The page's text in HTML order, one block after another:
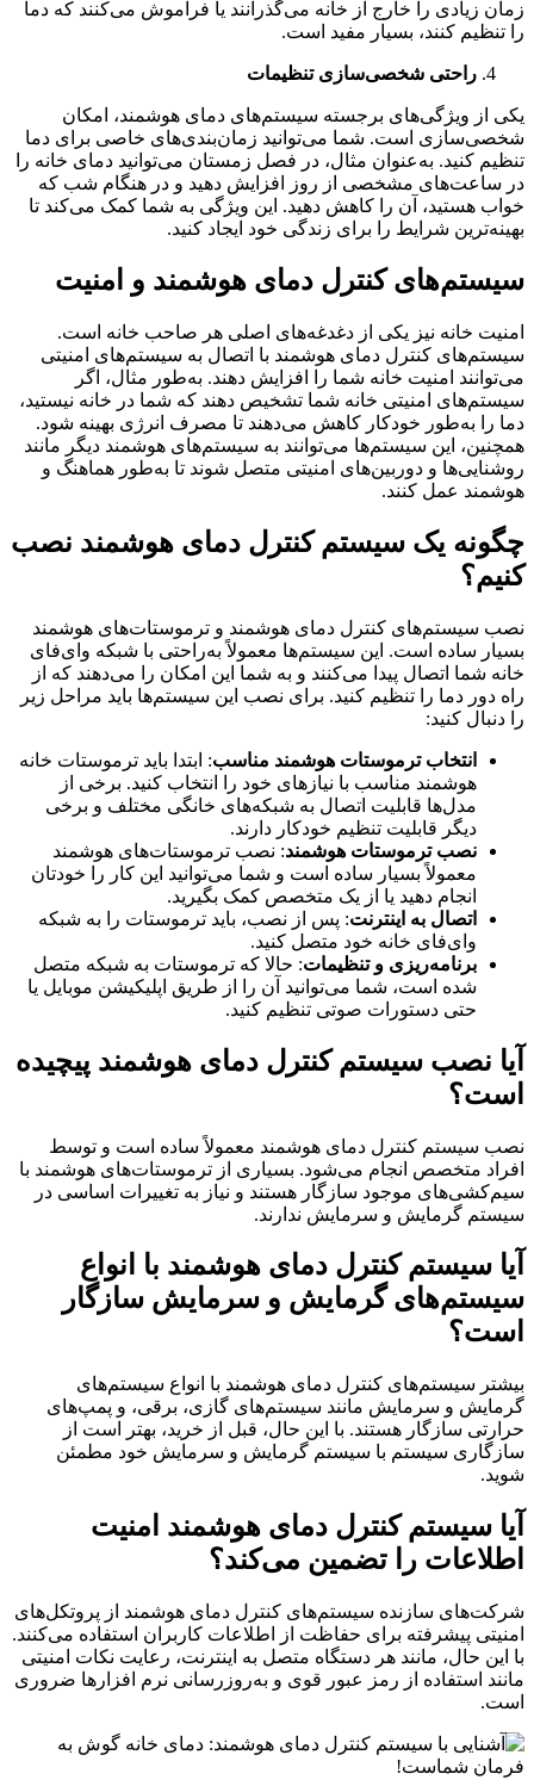
زمان زیادی را خارج از خانه می‌گذرانند یا فراموش می‌کنند که دما
را تنظیم کنند، بسیار مفید است.
راحتی شخصی‌سازی تنظیمات
یکی از ویژگی‌های برجسته سیستم‌های دمای هوشمند، امکان
شخصی‌سازی است. شما می‌توانید زمان‌بندی‌های خاصی برای دما
تنظیم کنید. به‌عنوان مثال، در فصل زمستان می‌توانید دمای خانه را
در ساعت‌های مشخصی از روز افزایش دهید و در هنگام شب که
خواب هستید، آن را کاهش دهید. این ویژگی به شما کمک می‌کند تا
بهینه‌ترین شرایط را برای زندگی خود ایجاد کنید.
سیستم‌های کنترل دمای هوشمند و امنیت
امنیت خانه نیز یکی از دغدغه‌های اصلی هر صاحب خانه است.
سیستم‌های کنترل دمای هوشمند با اتصال به سیستم‌های امنیتی
می‌توانند امنیت خانه شما را افزایش دهند. به‌طور مثال، اگر
سیستم‌های امنیتی خانه شما تشخیص دهند که شما در خانه نیستید،
دما را به‌طور خودکار کاهش می‌دهند تا مصرف انرژی بهینه شود.
همچنین، این سیستم‌ها می‌توانند به سیستم‌های هوشمند دیگر مانند
روشنایی‌ها و دوربین‌های امنیتی متصل شوند تا به‌طور هماهنگ و
هوشمند عمل کنند.
چگونه یک سیستم کنترل دمای هوشمند نصب
کنیم؟
نصب سیستم‌های کنترل دمای هوشمند و ترموستات‌های هوشمند
بسیار ساده است. این سیستم‌ها معمولاً به‌راحتی با شبکه وای‌فای
خانه شما اتصال پیدا می‌کنند و به شما این امکان را می‌دهند که از
راه دور دما را تنظیم کنید. برای نصب این سیستم‌ها باید مراحل زیر
را دنبال کنید:
انتخاب ترموستات هوشمند مناسب: ابتدا باید ترموستات خانه
هوشمند مناسب با نیازهای خود را انتخاب کنید. برخی از
مدل‌ها قابلیت اتصال به شبکه‌های خانگی مختلف و برخی
دیگر قابلیت تنظیم خودکار دارند.
نصب ترموستات هوشمند: نصب ترموستات‌های هوشمند
معمولاً بسیار ساده است و شما می‌توانید این کار را خودتان
انجام دهید یا از یک متخصص کمک بگیرید.
اتصال به اینترنت: پس از نصب، باید ترموستات را به شبکه
وای‌فای خانه خود متصل کنید.
برنامه‌ریزی و تنظیمات: حالا که ترموستات به شبکه متصل
شده است، شما می‌توانید آن را از طریق اپلیکیشن موبایل یا
حتی دستورات صوتی تنظیم کنید.
آیا نصب سیستم کنترل دمای هوشمند پیچیده
است؟
نصب سیستم کنترل دمای هوشمند معمولاً ساده است و توسط
افراد متخصص انجام می‌شود. بسیاری از ترموستات‌های هوشمند با
سیم‌کشی‌های موجود سازگار هستند و نیاز به تغییرات اساسی در
سیستم گرمایش و سرمایش ندارند.
آیا سیستم کنترل دمای هوشمند با انواع
سیستم‌های گرمایش و سرمایش سازگار
است؟
بیشتر سیستم‌های کنترل دمای هوشمند با انواع سیستم‌های
گرمایش و سرمایش مانند سیستم‌های گازی، برقی، و پمپ‌های
حرارتی سازگار هستند. با این حال، قبل از خرید، بهتر است از
سازگاری سیستم با سیستم گرمایش و سرمایش خود مطمئن
شوید.
آیا سیستم کنترل دمای هوشمند امنیت
اطلاعات را تضمین می‌کند؟
شرکت‌های سازنده سیستم‌های کنترل دمای هوشمند از پروتکل‌های
امنیتی پیشرفته برای حفاظت از اطلاعات کاربران استفاده می‌کنند.
با این حال، مانند هر دستگاه متصل به اینترنت، رعایت نکات امنیتی
مانند استفاده از رمز عبور قوی و به‌روزرسانی نرم افزارها ضروری
است.